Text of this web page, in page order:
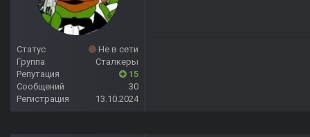
Статус
Не в сети
Группа
Сталкеры
Репутация
15
Сообщений
30
Регистрация
13.10.2024